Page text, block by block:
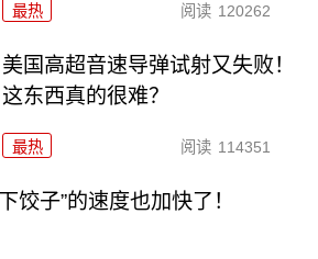
最热 阅读 120262
美国高超音速导弹试射又失败！
这东西真的很难？
最热 阅读 114351
饺子”的速度也加快了！